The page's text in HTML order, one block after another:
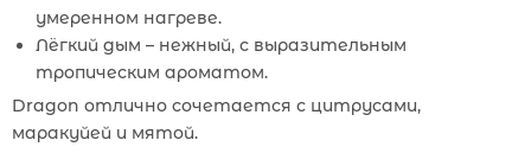
умеренном нагреве.
Лёгкий дым – нежный, с выразительным
тропическим ароматом.
Dragon отлично сочетается с цитрусами,
маракуйей и мятой.